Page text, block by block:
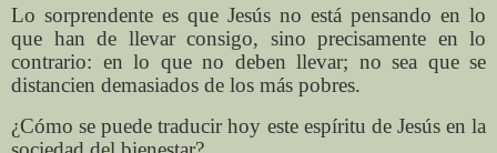
Lo sorprendente es que Jesús no está pensando en lo
que han de llevar consigo, sino precisamente en lo
contrario: en lo que no deben llevar; no sea que se
distancien demasiados de los más pobres.
¿Cómo se puede traducir hoy este espíritu de Jesús en la